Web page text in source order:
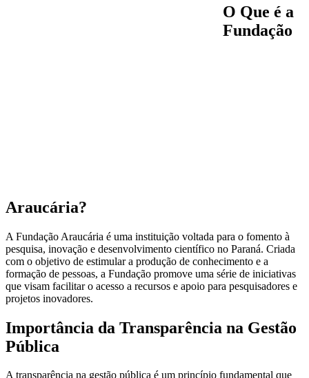
O Que é a
Fundação
Araucária?
A Fundação Araucária é uma instituição voltada para o fomento à
pesquisa, inovação e desenvolvimento científico no Paraná. Criada
com o objetivo de estimular a produção de conhecimento e a
formação de pessoas, a Fundação promove uma série de iniciativas
que visam facilitar o acesso a recursos e apoio para pesquisadores e
projetos inovadores.
Importância da Transparência na Gestão
Pública
A transparência na gestão pública é um princípio fundamental que